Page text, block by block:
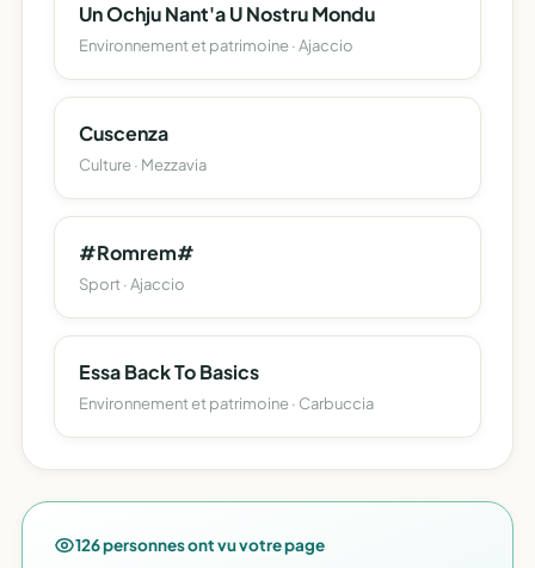
Un Ochju Nant'a U Nostru Mondu
Environnement et patrimoine · Ajaccio
Cuscenza
Culture · Mezzavia
#Romrem#
Sport · Ajaccio
Essa Back To Basics
Environnement et patrimoine · Carbuccia
126 personnes ont vu votre page